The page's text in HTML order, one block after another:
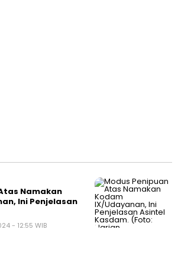
Namakan
Ini Penjelasan
- 12:55 WIB